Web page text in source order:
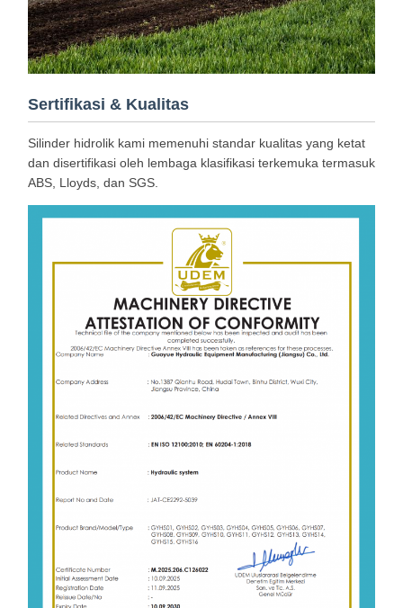
Sertifikasi & Kualitas
Silinder hidrolik kami memenuhi standar kualitas yang ketat
dan disertifikasi oleh lembaga klasifikasi terkemuka termasuk
ABS, Lloyds, dan SGS.